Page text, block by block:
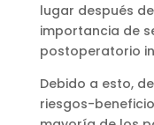
lugar después
importancia de
postoperatorio
Debido a esto,
riesgos-